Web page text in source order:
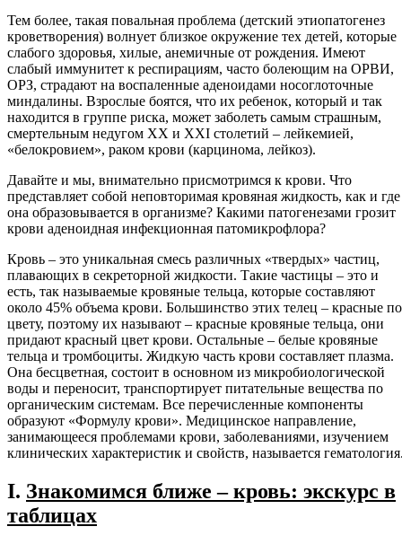
Тем более, такая повальная проблема (детский этиопатогенез
кроветворения) волнует близкое окружение тех детей, которые
слабого здоровья, хилые, анемичные от рождения. Имеют
слабый иммунитет к респирациям, часто болеющим на ОРВИ,
ОРЗ, страдают на воспаленные аденоидами носоглоточные
миндалины. Взрослые боятся, что их ребенок, который и так
находится в группе риска, может заболеть самым страшным,
смертельным недугом XX и XXI столетий – лейкемией,
«белокровием», раком крови (карцинома, лейкоз).
Давайте и мы, внимательно присмотримся к крови. Что
представляет собой неповторимая кровяная жидкость, как и где
она образовывается в организме? Какими патогенезами грозит
крови аденоидная инфекционная патомикрофлора?
Кровь – это уникальная смесь различных «твердых» частиц,
плавающих в секреторной жидкости. Такие частицы – это и
есть, так называемые кровяные тельца, которые составляют
около 45% объема крови. Большинство этих телец – красные по
цвету, поэтому их называют – красные кровяные тельца, они
придают красный цвет крови. Остальные – белые кровяные
тельца и тромбоциты. Жидкую часть крови составляет плазма.
Она бесцветная, состоит в основном из микробиологической
воды и переносит, транспортирует питательные вещества по
органическим системам. Все перечисленные компоненты
образуют «Формулу крови». Медицинское направление,
занимающееся проблемами крови, заболеваниями, изучением
клинических характеристик и свойств, называется
I. Знакомимся ближе – кровь: экскурс в
таблицах